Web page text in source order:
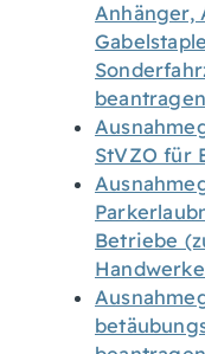
Anhänger,
beantragen
StVZO für
Betriebe